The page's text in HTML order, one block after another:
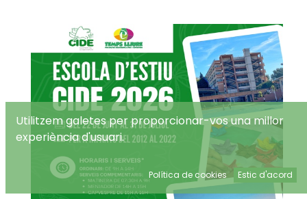
Utilitzem galetes per proporcionar-vos una millor
experiència d'usuari.
Política de cookies Estic d'acord